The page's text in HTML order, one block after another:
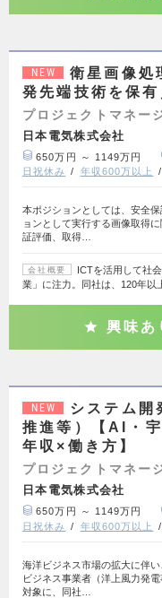
NEW
衛星画像処
発先端技術を保
プロジェクトマネー
日本電気株式会社
650万円 ～ 1149万円
日祝休み
年収600万以上
本ポジションとしては、安全
ョンとして実行する画像取得
証評価、取得…
会社概要
ICTを活用して社
業」に注力。同社は、120年以
興味あ
NEW
システム開
推進等）【AI・
年収×働き方】
プロジェクトマネー
日本電気株式会社
650万円 ～ 1149万円
日祝休み
年収600万以上
海洋ビジネス市場の拡大に伴
ビジネス事業者（洋上風力発
対象に、同社…